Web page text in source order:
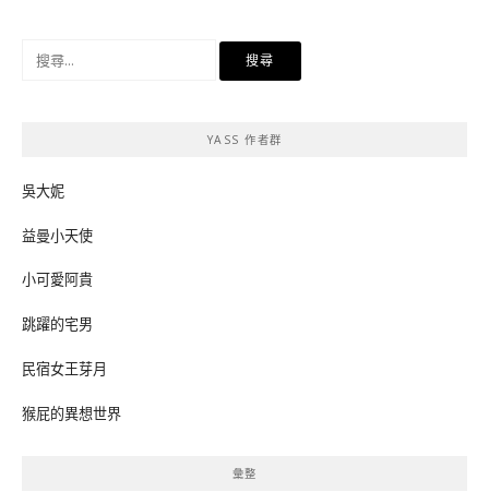
YASS 作者群
吳大妮
益曼小天使
小可愛阿貴
跳躍的宅男
民宿女王芽月
猴屁的異想世界
彙整